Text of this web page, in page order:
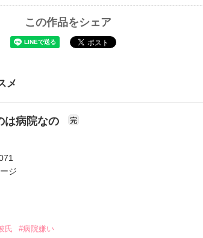
この作品をシェア
メ
は病院なの 完
ジ
氏 #病院嫌い